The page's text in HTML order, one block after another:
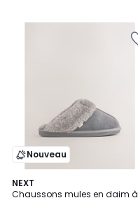
Nouveau
NEXT
Chaussons mules en daim à
5